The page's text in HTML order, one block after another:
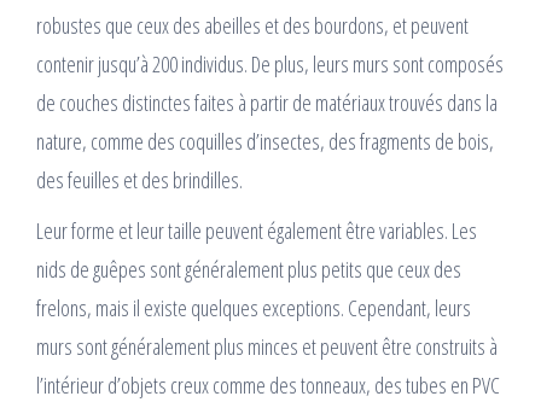
robustes que ceux des abeilles et des bourdons, et peuvent
contenir jusqu’à 200 individus. De plus, leurs murs sont composés
de couches distinctes faites à partir de matériaux trouvés dans la
nature, comme des coquilles d’insectes, des fragments de bois,
des feuilles et des brindilles.
Leur forme et leur taille peuvent également être variables. Les
nids de guêpes sont généralement plus petits que ceux des
frelons, mais il existe quelques exceptions. Cependant, leurs
murs sont généralement plus minces et peuvent être construits à
l’intérieur d’objets creux comme des tonneaux, des tubes en PVC